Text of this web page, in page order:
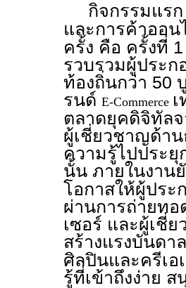
กิจกรรมแรก
และการค้าออ
ครั้ง คือ ครั้งที่
รวบรวมผู้ประ
ท้องถิ่นกว่า 50
รนด์ E-Commerce
ตลาดยุคดิจิทัล
ผู้เชี่ยวชาญด้าน
ความรู้ไปประ
นั้น ภายในงาน
โอกาสให้ผู้ประ
ผ่านการถ่ายท
เซอร์ และผู้เชี่
สร้างแรงบันด
ศิลปินและครีเอ
รู้ที่เข้าถึงง่าย